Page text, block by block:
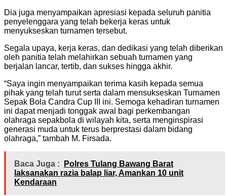
Dia juga menyampaikan apresiasi kepada seluruh panitia
penyelenggara yang telah bekerja keras untuk
menyukseskan turnamen tersebut.
Segala upaya, kerja keras, dan dedikasi yang telah diberikan
oleh panitia telah melahirkan sebuah turnamen yang
berjalan lancar, tertib, dan sukses hingga akhir.
“Saya ingin menyampaikan terima kasih kepada semua
pihak yang telah turut serta dalam mensukseskan Turnamen
Sepak Bola Candra Cup III ini. Semoga kehadiran turnamen
ini dapat menjadi tonggak awal bagi perkembangan
olahraga sepakbola di wilayah kita, serta menginspirasi
generasi muda untuk terus berprestasi dalam bidang
olahraga,” tambah M. Firsada.
Baca Juga :
Polres Tulang Bawang Barat
laksanakan razia balap liar, Amankan 10 unit
Kendaraan